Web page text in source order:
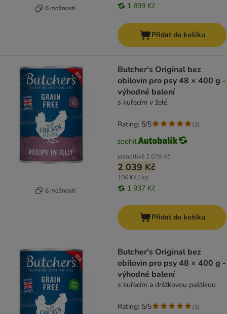
6 možností 1 899 Kč
Přidat do košíku
6 možností
Butcher's Original bez
obilovin pro psy 48 × 400 g -
výhodné balení
s kuřecím v želé
jednotlivě 2 078 Kč
2 039 Kč
106 Kč / kg
1 937 Kč
Rating: 5/5 (3)
Přidat do košíku
Butcher's Original bez
obilovin pro psy 48 × 400 g -
výhodné balení
s kuřecím a dršťkovou paštikou
Rating: 5/5 (3)